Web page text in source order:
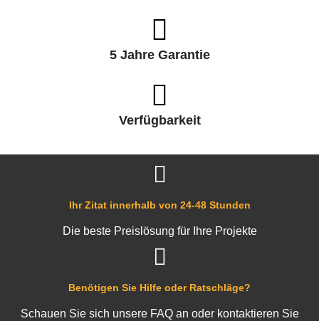
5 Jahre Garantie
Verfügbarkeit
Benötigen Sie Hilfe oder Ratschläge?
Schauen Sie sich unsere FAQ an oder kontaktieren Sie
Ihr Zitat innerhalb von 24-48 Stunden
Die beste Preislösung für Ihre Projekte